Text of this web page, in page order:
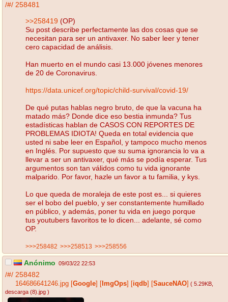
/#/ 258481
>>258419 (OP)
Su post describe perfectamente las dos cosas que se
necesitan para ser un antivaxer. No saber leer y tener
cero capacidad de análisis.
Han muerto en el mundo casi 13.000 jóvenes menores
de 20 de Coronavirus.
https://data.unicef.org/topic/child-survival/covid-19/
De qué putas hablas negro bruto, de que la vacuna ha
matado más? Donde dice eso bestia inmunda? Tus
estadísticas hablan de CASOS CON REPORTES DE
PROBLEMAS IDIOTA! Queda en total evidencia que
usted ni sabe leer en Español, y tampoco mucho menos
en Inglés. Por supuesto que su suma ignorancia lo va a
llevar a ser un antivaxer, qué más se podía esperar. Tus
argumentos son tan válidos como tu vida ignorante
malparido. Por favor, hazle un favor a tu familia, y kys.
Lo que queda de moraleja de este post es... si quieres
ser el bobo del pueblo, y ser constantemente humillado
en público, y además, poner tu vida en juego porque
tus youtubers favoritos te lo dicen... adelante, sé como
OP.
>>>258482 >>>258513 >>>258556
Anónimo 09/03/22 22:53
/#/ 258482
164686641246.jpg Google ImgOps iqdb SauceNAO ( 5.29KB
descarga (8).jpg )